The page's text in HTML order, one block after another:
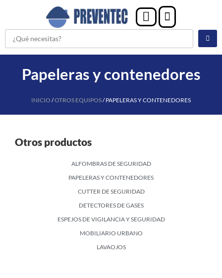
Papeleras y contenedores
INICIO /OTROS EQUIPOS/ PAPELERAS Y CONTENEDORES
Otros productos
ALFOMBRAS DE SEGURIDAD
PAPELERAS Y CONTENEDORES
CUTTER DE SEGURIDAD
DETECTORES DE GASES
ESPEJOS DE VIGILANCIA Y SEGURIDAD
MOBILIARIO URBANO
LAVAOJOS